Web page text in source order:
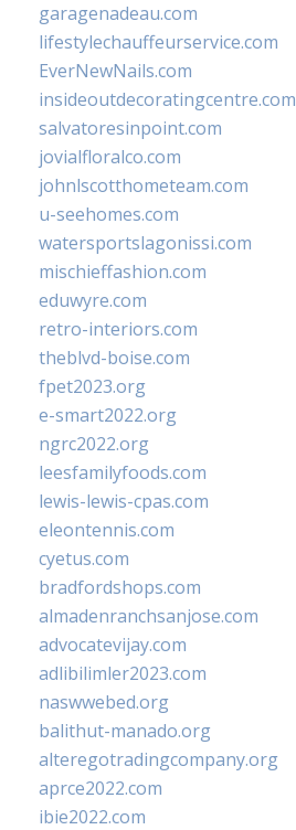
garagenadeau.com
lifestylechauffeurservice.com
EverNewNails.com
insideoutdecoratingcentre.com
salvatoresinpoint.com
jovialfloralco.com
johnlscotthometeam.com
u-seehomes.com
watersportslagonissi.com
mischieffashion.com
eduwyre.com
retro-interiors.com
theblvd-boise.com
fpet2023.org
e-smart2022.org
ngrc2022.org
leesfamilyfoods.com
lewis-lewis-cpas.com
eleontennis.com
cyetus.com
bradfordshops.com
almadenranchsanjose.com
advocatevijay.com
adlibilimler2023.com
naswwebed.org
balithut-manado.org
alteregotradingcompany.org
aprce2022.com
ibie2022.com